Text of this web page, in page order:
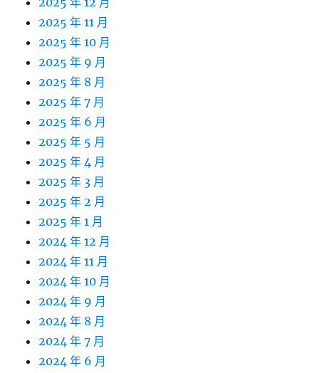
2025 年 11 月
2025 年 10 月
2025 年 9 月
2025 年 8 月
2025 年 7 月
2025 年 6 月
2025 年 5 月
2025 年 4 月
2025 年 3 月
2025 年 2 月
2025 年 1 月
2024 年 12 月
2024 年 11 月
2024 年 10 月
2024 年 9 月
2024 年 8 月
2024 年 7 月
2024 年 6 月